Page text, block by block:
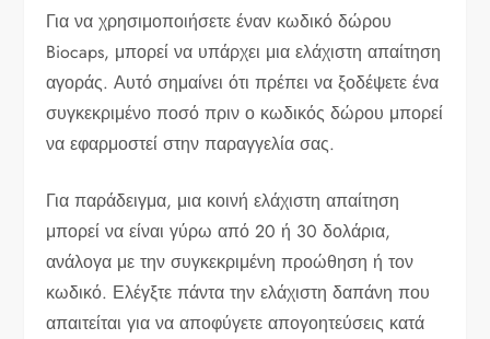
Για να χρησιμοποιήσετε έναν κωδικό δώρου
Biocaps, μπορεί να υπάρχει μια ελάχιστη απαίτηση
αγοράς. Αυτό σημαίνει ότι πρέπει να ξοδέψετε ένα
συγκεκριμένο ποσό πριν ο κωδικός δώρου μπορεί
να εφαρμοστεί στην παραγγελία σας.
Για παράδειγμα, μια κοινή ελάχιστη απαίτηση
μπορεί να είναι γύρω από 20 ή 30 δολάρια,
ανάλογα με την συγκεκριμένη προώθηση ή τον
κωδικό. Ελέγξτε πάντα την ελάχιστη δαπάνη που
απαιτείται για να αποφύγετε απογοητεύσεις κατά